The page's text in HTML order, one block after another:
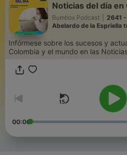
Noticias del día en
Bumbox Podcast
2641
Abelardo de la Espriella
Infórmese sobre los sucesos y
Colombia y el mundo en las
00:00